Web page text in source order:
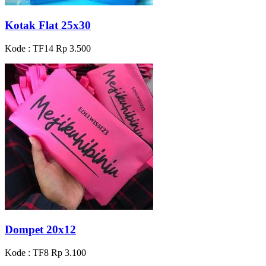
Kotak Flat 25x30
Kode : TF14 Rp 3.500
Dompet 20x12
Kode : TF8 Rp 3.100